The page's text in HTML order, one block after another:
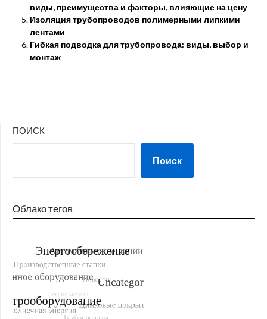
виды, преимущества и факторы, влияющие на цену
Изоляция трубопроводов полимерными липкими
лентами
Гибкая подводка для трубопровода: виды, выбор и
монтаж
ПОИСК
Поиск
Облако тегов